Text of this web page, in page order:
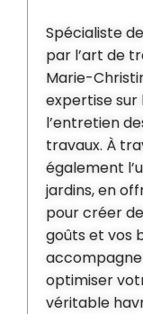
Spécialiste
par l’art de
Marie-
expertise sur
l’entretien
travaux. À
également
jardins, en
pour créer
goûts et vos
optimiser
véritable